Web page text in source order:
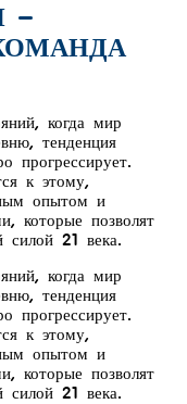
–
когда мир
тенденция
прогрессирует.
к этому,
опытом и
которые позволят
силой 21 века.
когда мир
тенденция
прогрессирует.
к этому,
опытом и
которые позволят
силой 21 века.